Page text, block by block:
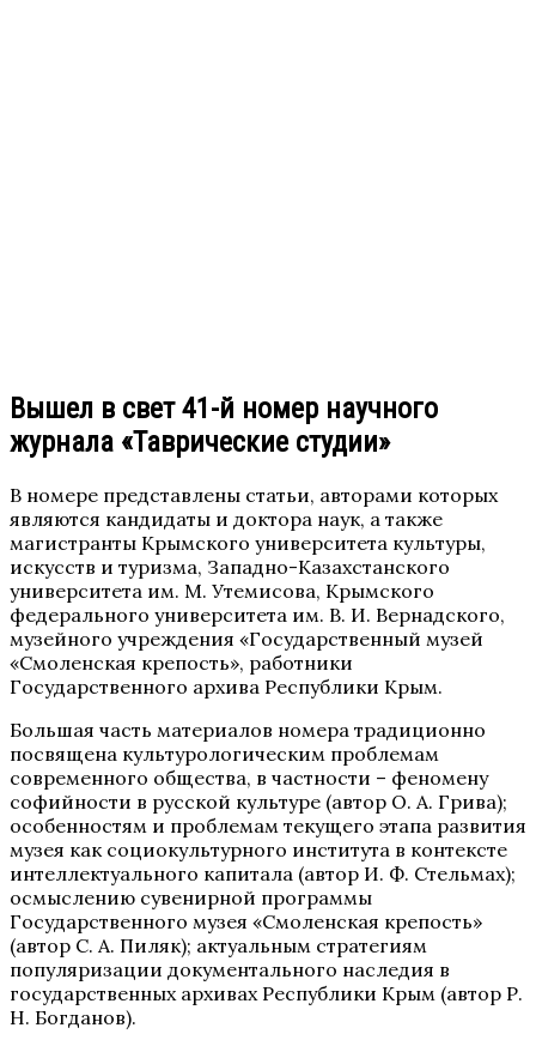
Вышел в свет 41-й номер научного
журнала «Таврические студии»
В номере представлены статьи, авторами которых
являются кандидаты и доктора наук, а также
магистранты Крымского университета культуры,
искусств и туризма, Западно-Казахстанского
университета им. М. Утемисова, Крымского
федерального университета им. В. И. Вернадского,
музейного учреждения «Государственный музей
«Смоленская крепость», работники
Государственного архива Республики Крым.
Большая часть материалов номера традиционно
посвящена культурологическим проблемам
современного общества, в частности – феномену
софийности в русской культуре (автор О. А. Грива);
особенностям и проблемам текущего этапа развития
музея как социокультурного института в контексте
интеллектуального капитала (автор И. Ф. Стельмах);
осмыслению сувенирной программы
Государственного музея «Смоленская крепость»
(автор С. А. Пиляк); актуальным стратегиям
популяризации документального наследия в
государственных архивах Республики Крым (автор Р.
Н. Богданов).